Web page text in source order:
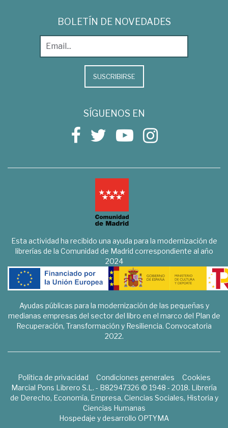
BOLETÍN DE NOVEDADES
SUSCRIBIRSE
SÍGUENOS EN
Esta actividad ha recibido una ayuda para la modernización de
librerías de la Comunidad de Madrid correspondiente al año
2024
Ayudas públicas para la modernización de las pequeñas y
medianas empresas del sector del libro en el marco del Plan de
Recuperación, Transformación y Resiliencia. Convocatoria
2022.
Política de privacidad Condiciones generales
Cookies
Marcial Pons Librero S.L. - B82947326 © 1948 - 2018. Librería
de Derecho, Economía, Empresa, Ciencias Sociales, Historia y
Ciencias Humanas
Hospedaje y desarrollo OPTYMA